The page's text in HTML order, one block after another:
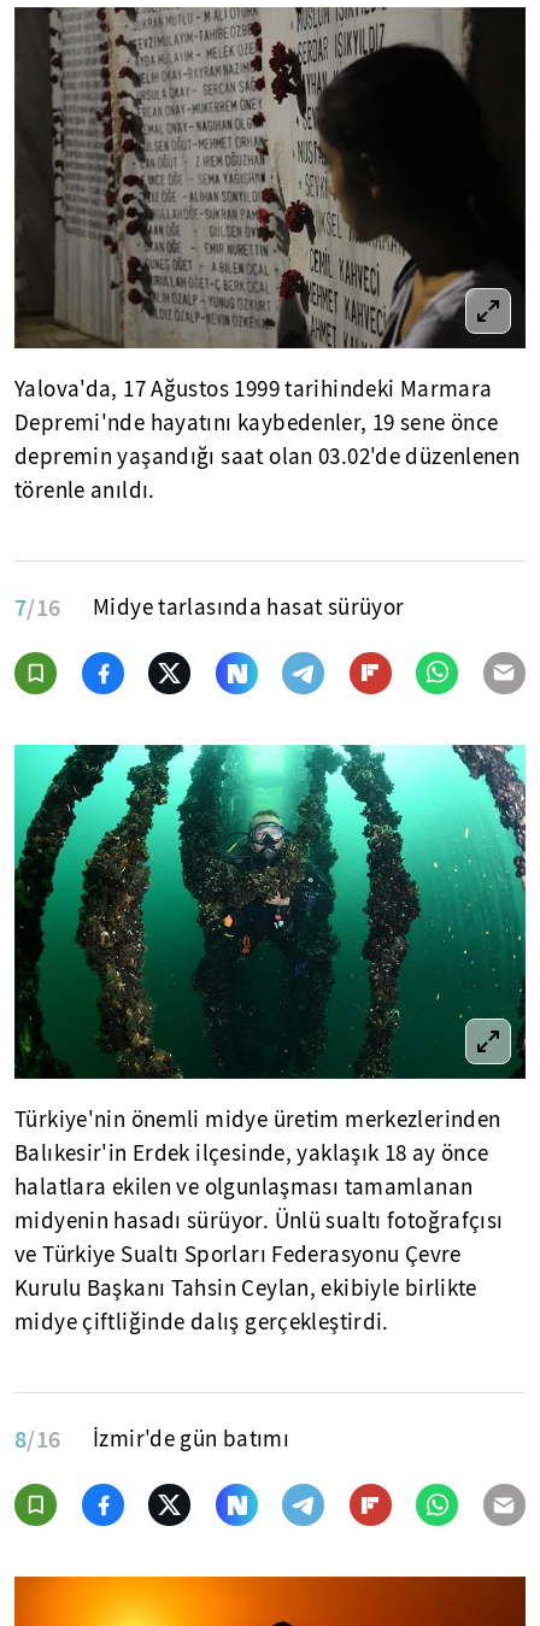
Yalova'da, 17 Ağustos 1999 tarihindeki Marmara
Depremi'nde hayatını kaybedenler, 19 sene önce
depremin yaşandığı saat olan 03.02'de düzenlenen
törenle anıldı.
7/16 Midye tarlasında hasat sürüyor
Türkiye'nin önemli midye üretim merkezlerinden
Balıkesir'in Erdek ilçesinde, yaklaşık 18 ay önce
halatlara ekilen ve olgunlaşması tamamlanan
midyenin hasadı sürüyor. Ünlü sualtı fotoğrafçısı
ve Türkiye Sualtı Sporları Federasyonu Çevre
Kurulu Başkanı Tahsin Ceylan, ekibiyle birlikte
midye çiftliğinde dalış gerçekleştirdi.
8/16 İzmir'de gün batımı